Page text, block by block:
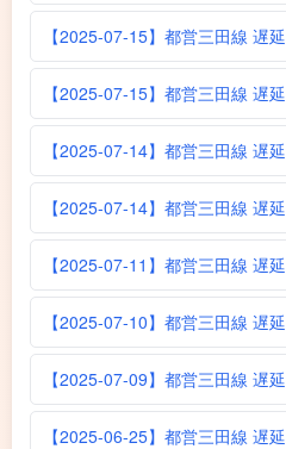
【2025-07-15】都営三田線 遅延
【2025-07-15】都営三田線 遅延
【2025-07-14】都営三田線 遅延
【2025-07-14】都営三田線 遅延
【2025-07-11】都営三田線 遅延
【2025-07-10】都営三田線 遅延
【2025-07-09】都営三田線 遅延
【2025-06-25】都営三田線 遅延